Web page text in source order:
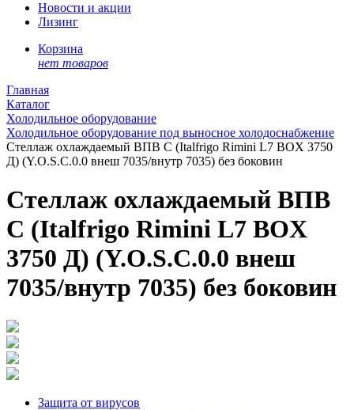
Новости и акции
Лизинг
Корзина
нет товаров
Главная
Каталог
Холодильное оборудование
Холодильное оборудование под выносное холодоснабжение
Стеллаж охлаждаемый ВПВ С (Italfrigo Rimini L7 BOX 3750
Д) (Y.O.S.C.0.0 внеш 7035/внутр 7035) без боковин
Стеллаж охлаждаемый ВПВ
С (Italfrigo Rimini L7 BOX
3750 Д) (Y.O.S.C.0.0 внеш
7035/внутр 7035) без боковин
Защита от вирусов